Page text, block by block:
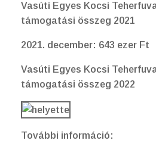
Vasúti Egyes Kocsi
támogatási összeg 2021
2021. december: 643 ezer Ft
Vasúti Egyes Kocsi
támogatási összeg 2022
További információ: